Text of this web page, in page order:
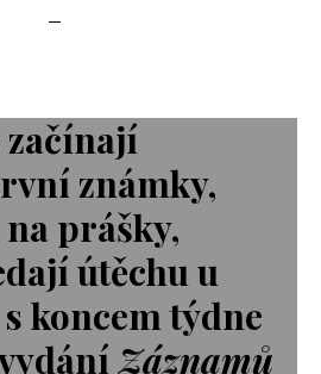
začínají
známky,
prášky,
útěchu u
koncem týdne
Záznamů